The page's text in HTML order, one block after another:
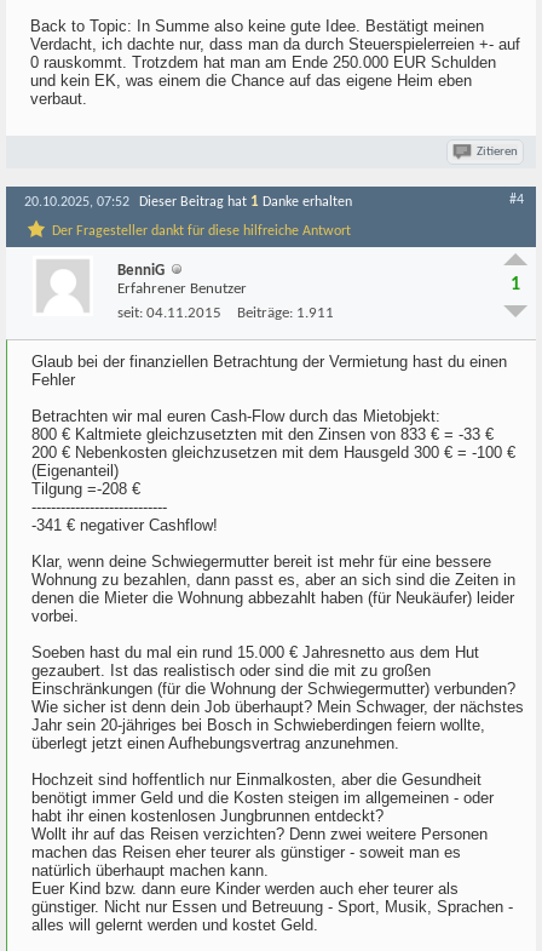
Back to Topic: In Summe also keine gute Idee. Bestätigt meinen
Verdacht, ich dachte nur, dass man da durch Steuerspielerreien +- auf
0 rauskommt. Trotzdem hat man am Ende 250.000 EUR Schulden
und kein EK, was einem die Chance auf das eigene Heim eben
verbaut.
Zitieren
20.10.2025, 07:52 Dieser Beitrag hat 1 Danke erhalten
Der Fragesteller dankt für diese hilfreiche Antwort
#4
BenniG
Erfahrener Benutzer
seit: 04.11.2015 Beiträge: 1.911
1
Glaub bei der finanziellen Betrachtung der Vermietung hast du einen
Fehler
Betrachten wir mal euren Cash-Flow durch das Mietobjekt:
800 € Kaltmiete gleichzusetzten mit den Zinsen von 833 € = -33 €
200 € Nebenkosten gleichzusetzen mit dem Hausgeld 300 € = -100 €
(Eigenanteil)
Tilgung =-208 €
----------------------------
-341 € negativer Cashflow!
Klar, wenn deine Schwiegermutter bereit ist mehr für eine bessere
Wohnung zu bezahlen, dann passt es, aber an sich sind die Zeiten in
denen die Mieter die Wohnung abbezahlt haben (für Neukäufer) leider
vorbei.
Soeben hast du mal ein rund 15.000 € Jahresnetto aus dem Hut
gezaubert. Ist das realistisch oder sind die mit zu großen
Einschränkungen (für die Wohnung der Schwiegermutter) verbunden?
Wie sicher ist denn dein Job überhaupt? Mein Schwager, der nächstes
Jahr sein 20-jähriges bei Bosch in Schwieberdingen feiern wollte,
überlegt jetzt einen Aufhebungsvertrag anzunehmen.
Hochzeit sind hoffentlich nur Einmalkosten, aber die Gesundheit
benötigt immer Geld und die Kosten steigen im allgemeinen - oder
habt ihr einen kostenlosen Jungbrunnen entdeckt?
Wollt ihr auf das Reisen verzichten? Denn zwei weitere Personen
machen das Reisen eher teurer als günstiger - soweit man es
natürlich überhaupt machen kann.
Euer Kind bzw. dann eure Kinder werden auch eher teurer als
günstiger. Nicht nur Essen und Betreuung - Sport, Musik, Sprachen -
alles will gelernt werden und kostet Geld.